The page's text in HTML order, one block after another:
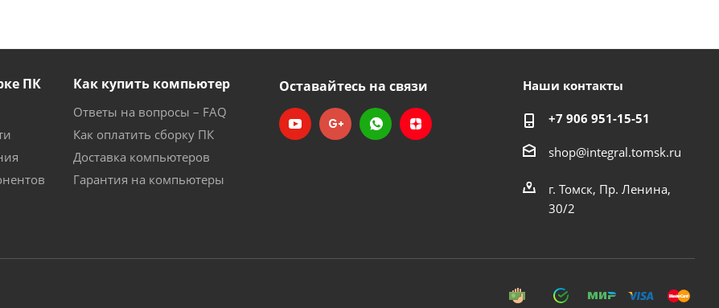
ПК Как купить компьютер
Ответы на вопросы – FAQ
Как оплатить сборку ПК
Доставка компьютеров
Гарантия на компьютеры
Оставайтесь на связи Наши контакты
+7 906 951-15-51
shop@integral.tomsk.ru
г. Томск, Пр. Ленина,
30/2